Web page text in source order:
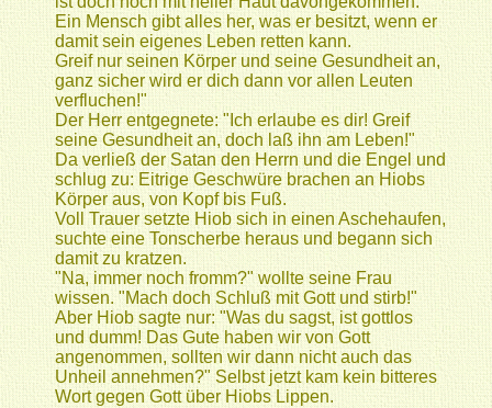
Ein Mensch gibt alles her, was er besitzt, wenn er
damit sein eigenes Leben retten kann.
Greif nur seinen Körper und seine Gesundheit an,
ganz sicher wird er dich dann vor allen Leuten
verfluchen!"
Der Herr entgegnete: "Ich erlaube es dir! Greif
seine Gesundheit an, doch laß ihn am Leben!"
Da verließ der Satan den Herrn und die Engel und
schlug zu: Eitrige Geschwüre brachen an Hiobs
Körper aus, von Kopf bis Fuß.
Voll Trauer setzte Hiob sich in einen Aschehaufen,
suchte eine Tonscherbe heraus und begann sich
damit zu kratzen.
"Na, immer noch fromm?" wollte seine Frau
wissen. "Mach doch Schluß mit Gott und stirb!"
Aber Hiob sagte nur: "Was du sagst, ist gottlos
und dumm! Das Gute haben wir von Gott
angenommen, sollten wir dann nicht auch das
Unheil annehmen?" Selbst jetzt kam kein bitteres
Wort gegen Gott über Hiobs Lippen.